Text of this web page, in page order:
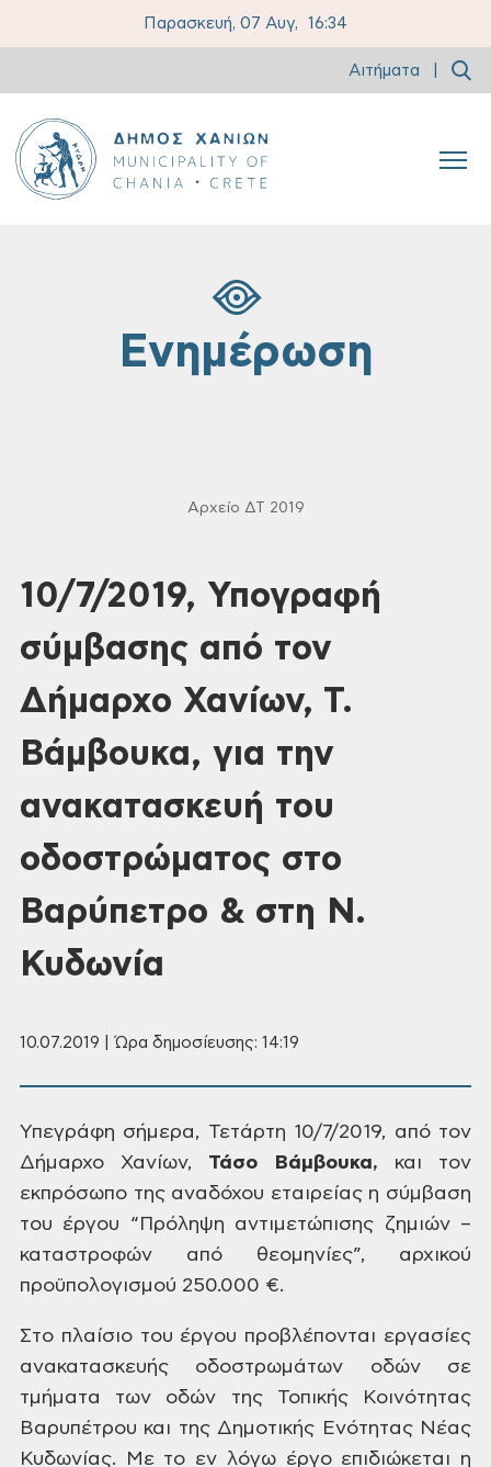
Παρασκευή, 07 Αυγ, 16:34
Αιτήματα
Ενημέρωση
Αρχείο ΔΤ 2019
10/7/2019, Υπογραφή
σύμβασης από τον
Δήμαρχο Χανίων, Τ.
Βάμβουκα, για την
ανακατασκευή του
οδοστρώματος στο
Βαρύπετρο & στη Ν.
Κυδωνία
10.07.2019 | Ώρα δημοσίευσης: 14:19
Υπεγράφη σήμερα, Τετάρτη 10/7/2019, από τον
Δήμαρχο Χανίων, Τάσο Βάμβουκα, και τον
εκπρόσωπο της αναδόχου εταιρείαςη σύμβαση
του έργου “Πρόληψη αντιμετώπισης ζημιών –
καταστροφών από θεομηνίες”, αρχικού
προϋπολογισμού 250.000 €.
Στο πλαίσιο του έργου προβλέπονται εργασίες
ανακατασκευής οδοστρωμάτων οδών σε
τμήματα των οδών της Τοπικής Κοινότητας
Βαρυπέτρου και της Δημοτικής ΕνότηταςΝέας
Κυδωνίας. Μετο εν λόγω έργο επιδιώκεται η